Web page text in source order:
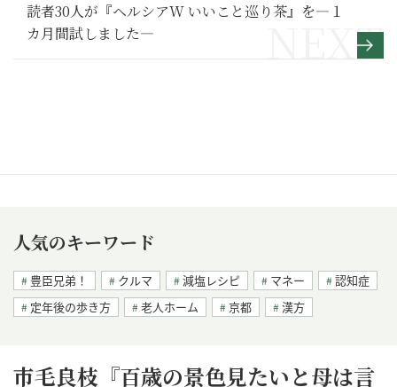
読者30人が『ヘルシアW いいこと巡り茶』を―１
カ月間試しました―
人気のキーワード
豊臣兄弟！ クルマ 減塩レシピ マネー
認知症
定年後の歩き方
老人ホーム 京都 漢方
市毛良枝『百歳の景色見たいと母は言